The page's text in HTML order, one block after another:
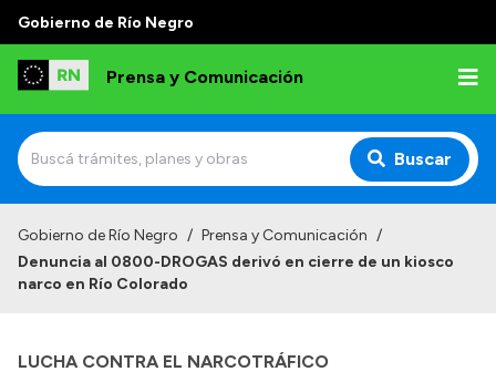
Gobierno de Río Negro
Prensa y Comunicación
Buscar
Institucional
Referentes de prensa
Gobierno de Río Negro / Prensa y Comunicación /
Denuncia al 0800-DROGAS derivó en cierre de un kiosco
narco en Río Colorado
LUCHA CONTRA EL NARCOTRÁFICO